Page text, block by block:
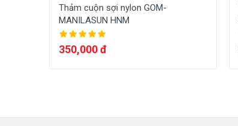
Thảm cuộn sợi nylon GOM-
MANILASUN HNM
350,000 đ